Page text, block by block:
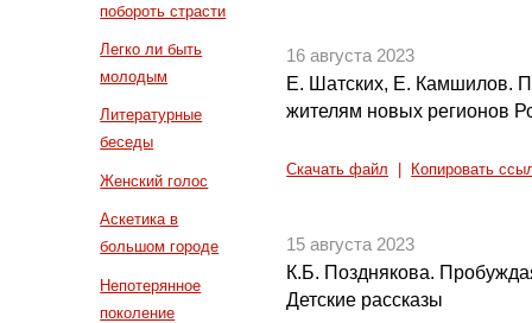
побороть страсти
Легко ли быть
молодым
Литературные
беседы
Женский голос
Аскетика в
большом городе
Непотерянное
поколение
16 августа 2023
Е. Шатских, Е. Камшилов.
жителям новых регионов
Скачать файл Копировать
15 августа 2023
К.Б. Позднякова.
Детские рассказы